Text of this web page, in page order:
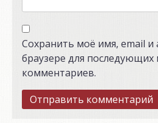
Сохранить моё имя, email и
браузере для последующих
комментариев.